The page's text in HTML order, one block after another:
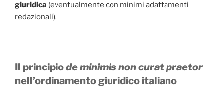
giuridica (eventualmente con minimi adattamenti
redazionali).
Il principiode minimis non curat praetor
nell’ordinamento giuridico italiano